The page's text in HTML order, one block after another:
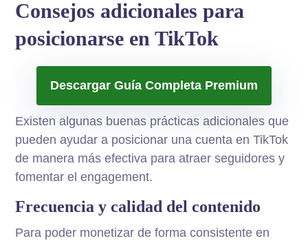
Consejos adicionales para
posicionarse en TikTok
Descargar Guía Completa Premium
Existen algunas buenas prácticas adicionales que
pueden ayudar a posicionar una cuenta en TikTok
de manera más efectiva para atraer seguidores y
fomentar el engagement.
Frecuencia y calidad del contenido
Para poder monetizar de forma consistente en